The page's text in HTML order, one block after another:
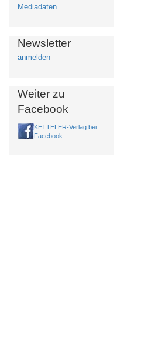
Mediadaten
Newsletter
anmelden
Weiter zu
Facebook
KETTELER-Verlag bei
Facebook